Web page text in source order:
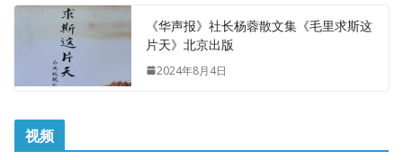
《华声报》社长杨蓉散文集《毛里求斯这
片天》北京出版
2024年8月4日
视频